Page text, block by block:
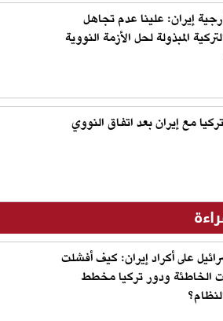
إيران: علينا عدم تجاهل
المبذولة لحل الأزمة النووية
مع إيران بعد اتفاق النووي
على أكراد إيران: كيف أفشلت
الخاطئة ودور تركيا مخطط